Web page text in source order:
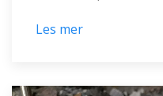
Les mer